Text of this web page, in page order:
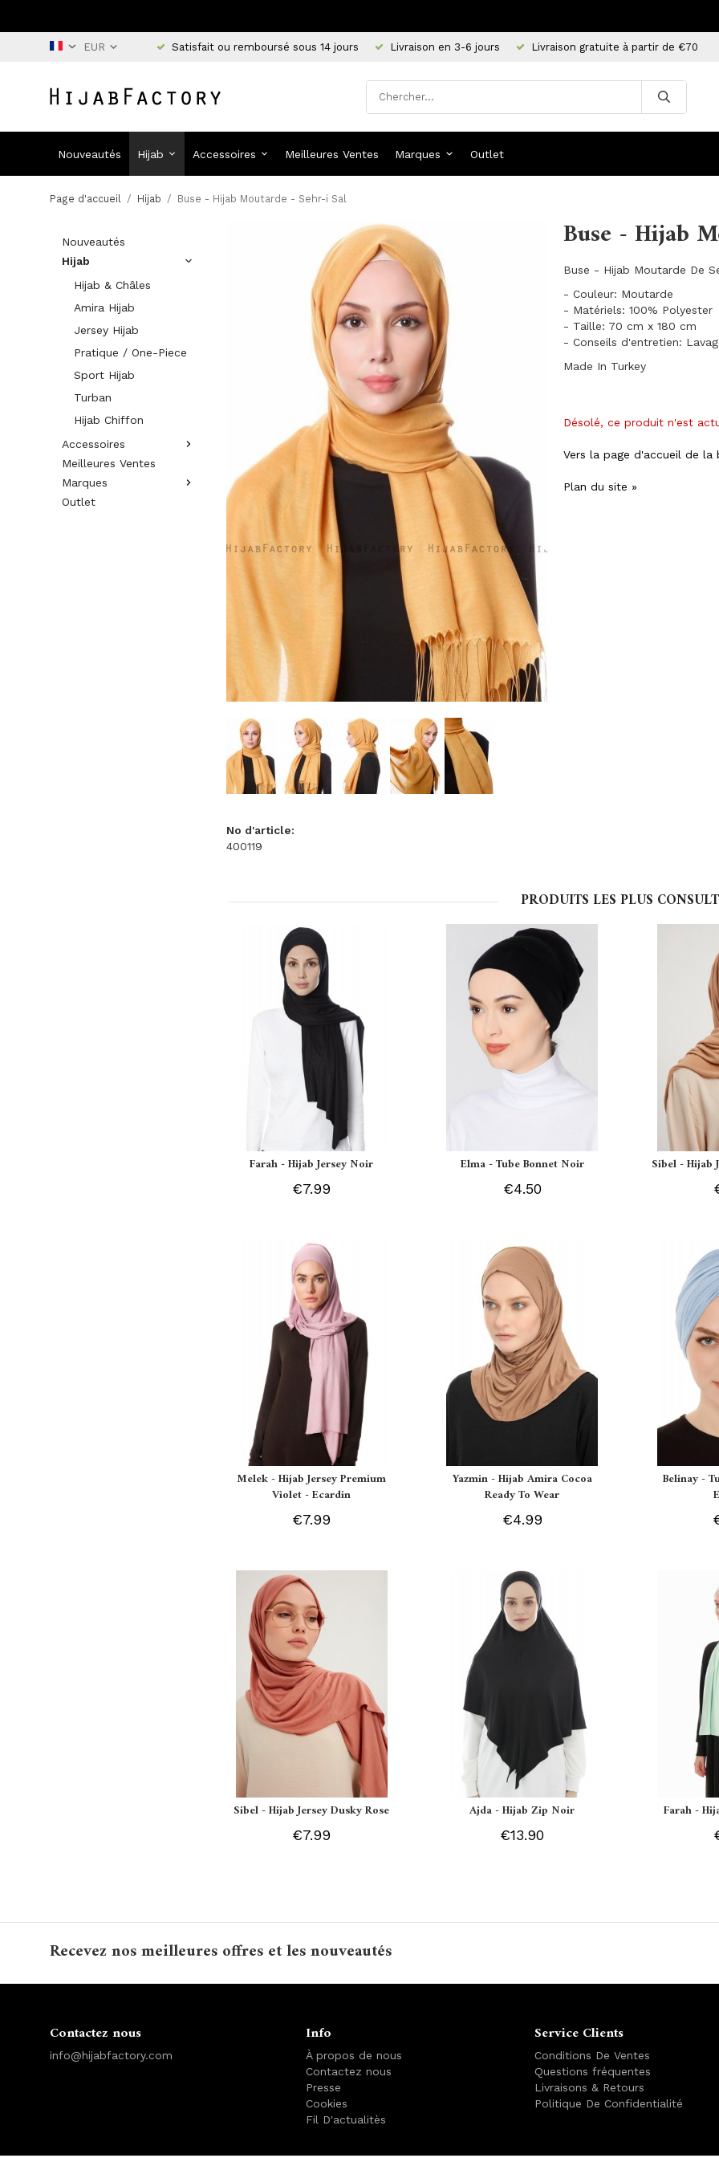
Satisfait ou remboursé sous 14 jours Livraison en 3-6 jours Livraison gratuite à partir de €70
Nouveautés Hijab Accessoires Meilleures Ventes Marques Outlet
Page d'accueil / Hijab / Buse - Hijab Moutarde - Sehr-i Sal
Nouveautés
Hijab
Hijab & Châles
Amira Hijab
Jersey Hijab
Pratique / One-Piece
Sport Hijab
Turban
Hijab Chiffon
Accessoires
Meilleures Ventes
Marques
Outlet
Buse - Hijab
Buse - Hijab Moutarde De
- Couleur: Moutarde
- Matériels: 100% Polyester
- Taille: 70 cm x 180 cm
- Conseils d'entretien:
Made In Turkey
Désolé, ce produit n'est
Vers la page d'accueil de la
Plan du site »
No d'article:
400119
PRODUITS LES PLUS
Farah - Hijab Jersey Noir
€7.99
Elma - Tube Bonnet Noir
€4.50
Sibel - Hijab
Melek - Hijab Jersey Premium
Violet - Ecardin
€7.99
Yazmin - Hijab Amira Cocoa
Ready To Wear
€4.99
Belinay -
Sibel - Hijab Jersey Dusky Rose
€7.99
Ajda - Hijab Zip Noir
€13.90
Farah -
Recevez nos meilleures offres et les nouveautés
Contactez nous
info@hijabfactory.com
Info
À propos de nous
Contactez nous
Presse
Cookies
Fil D'actualitès
Service Clients
Conditions De Ventes
Questions fréquentes
Livraisons & Retours
Politique De Confidentialité